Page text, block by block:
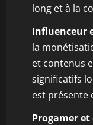
long et à la
Influenceur
la
et contenus
significatifs
est présente
Progamer